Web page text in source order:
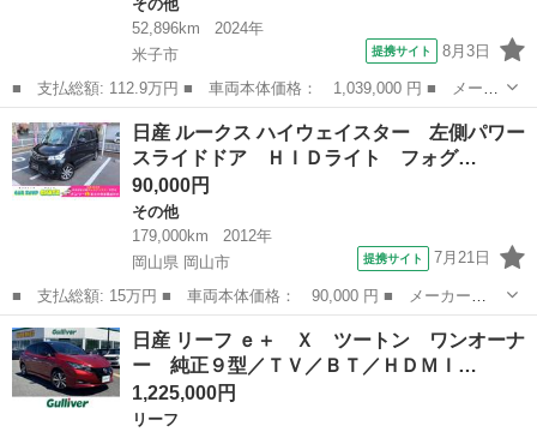
その他
52,896km
2024年
米子市
提携サイト 8月3日
■ 支払総額: 112.9万円 ■ 車両本体価格： 1,039,000 円 ■ メーカ
ー名： 日産 ■ 車種名： ルークス ■ グレード名： Ｘ ☆車検
整備付き☆禁煙車☆ナビ☆ＥＴＣ☆電動スライドドア☆ エマージェ
ンシーブ...
鳥取 米子市 その他
日産 ルークス ハイウェイスター 左側パワー
スライドドア ＨＩＤライト フォグ…
90,000円
その他
179,000km
2012年
岡山県 岡山市
提携サイト 7月21日
■ 支払総額: 15万円 ■ 車両本体価格： 90,000 円 ■ メーカー
名： 日産 ■ 車種名： ルークス ■ グレード名： ハイウェイス
ター 左側パワースライドドア ＨＩＤライト フォグ 純正１４Ａ
Ｗ スマートキー ...
岡山 岡山市 その他
日産 リーフ ｅ＋ Ｘ ツートン ワンオーナ
ー 純正９型／ＴＶ／ＢＴ／ＨＤＭＩ…
1,225,000円
リーフ